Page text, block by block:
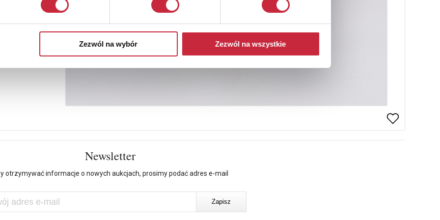
Zezwól na wybór Zezwól na wszystkie
Newsletter
otrzymywać informacje o nowych aukcjach, prosimy podać adres e-mail